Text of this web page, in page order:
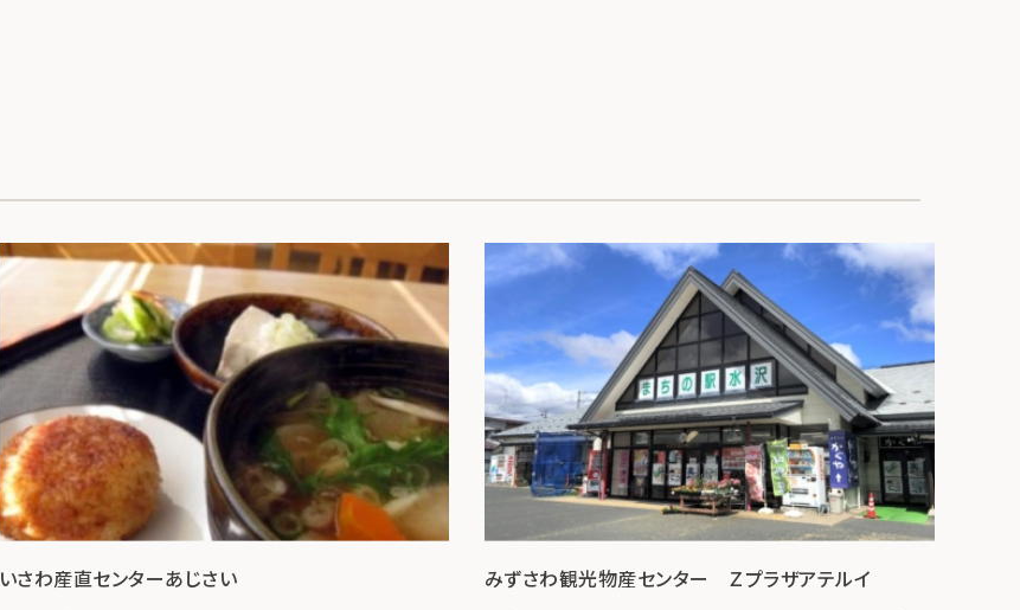
いさわ産直センターあじさい みずさわ観光物産センター Ｚプラザアテルイ